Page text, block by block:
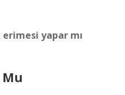
yapar mı